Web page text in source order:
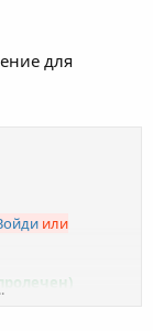
для
или